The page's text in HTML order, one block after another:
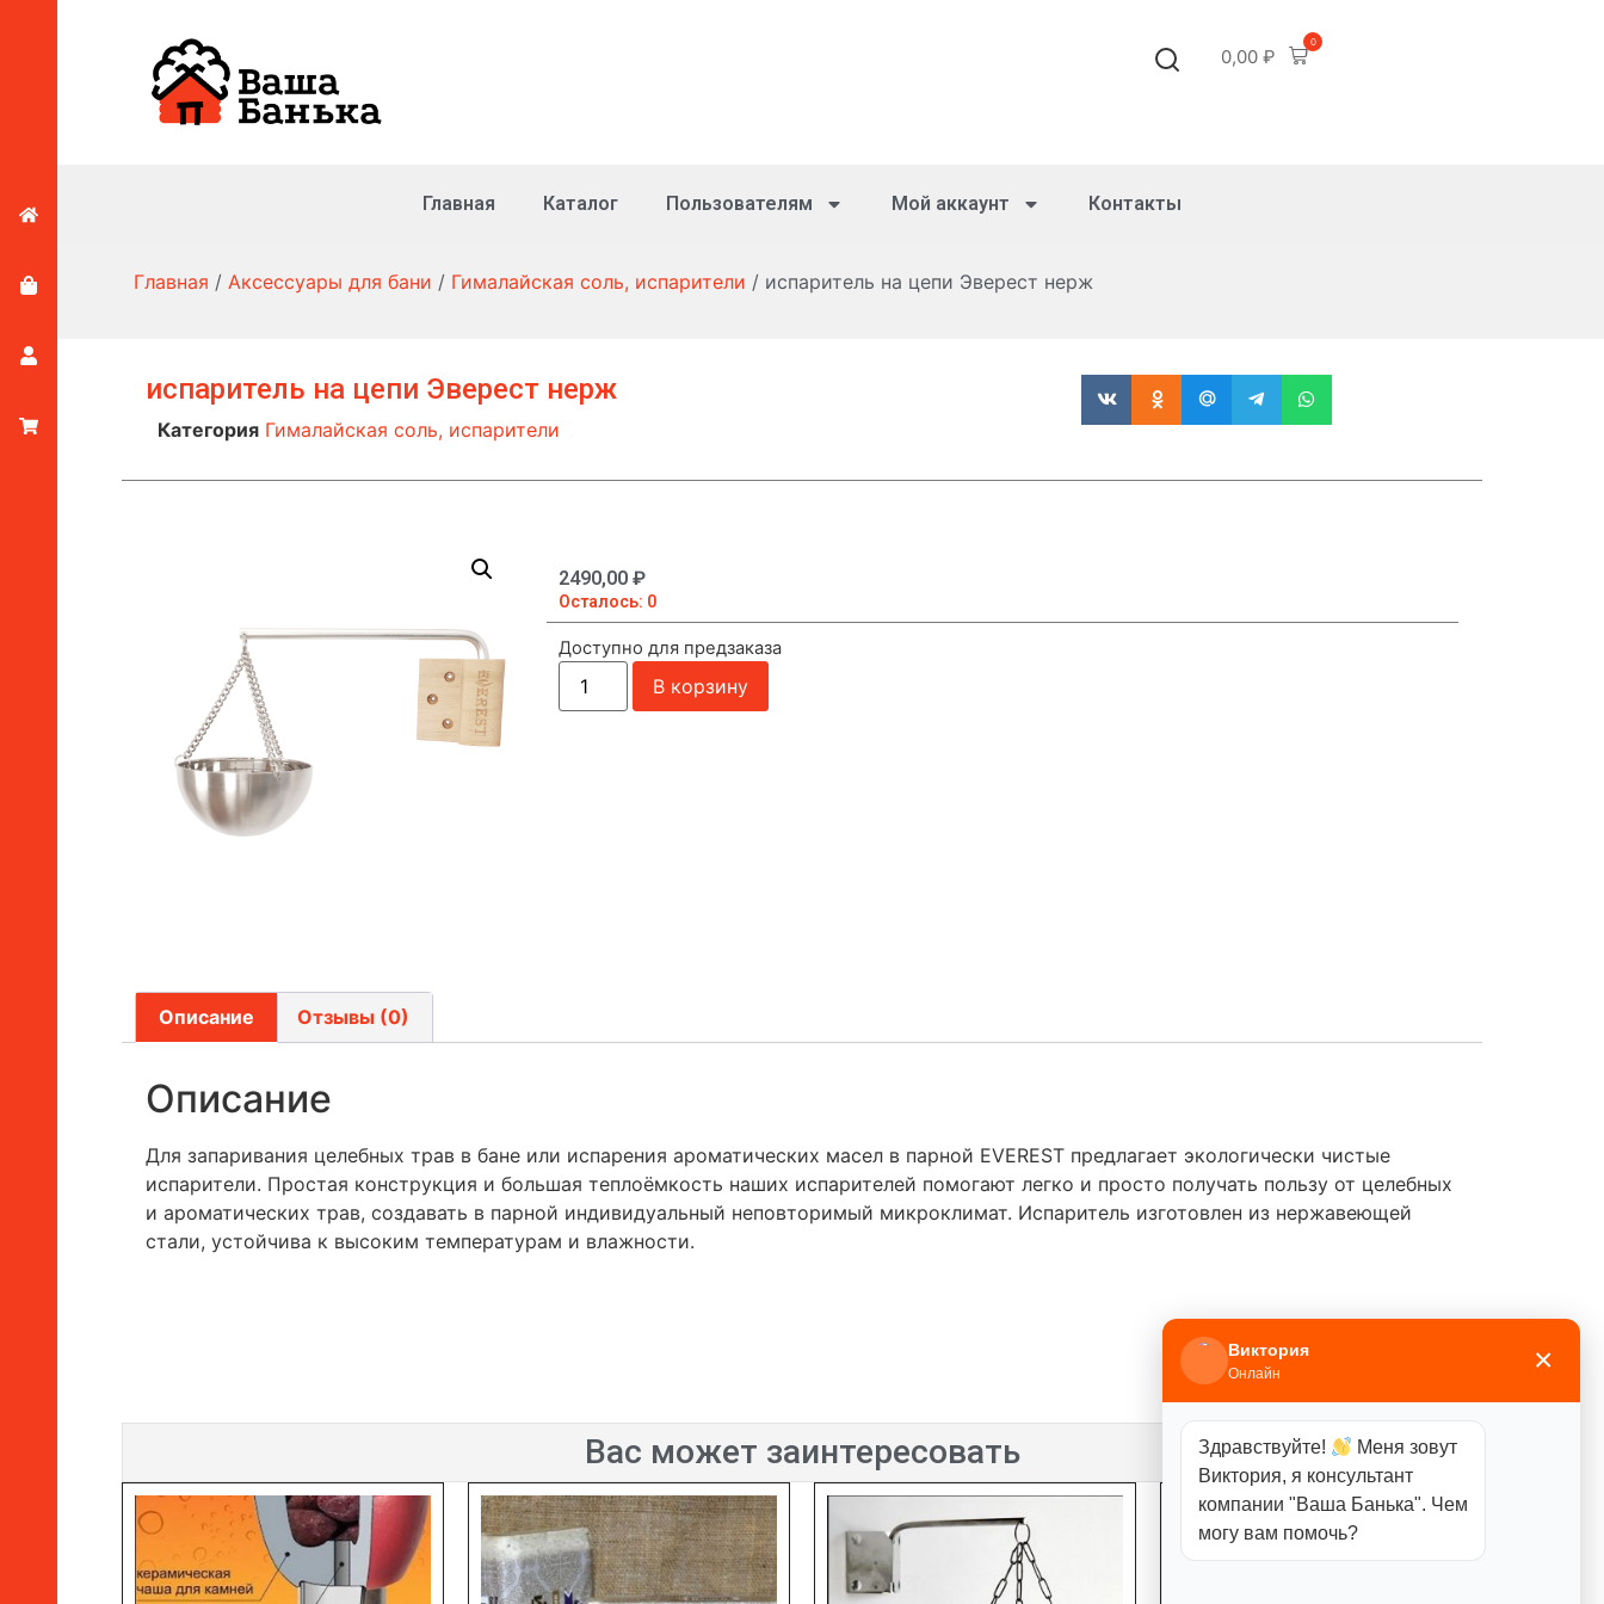
0,00 ₽
0
Главная Каталог Пользователям Мой аккаунт Контакты
Главная / Аксессуары для бани / Гималайская соль, испарители / испаритель на цепи Эверест нерж
испаритель на цепи Эверест нерж
Категория Гималайская соль, испарители
2490,00 ₽
Осталось: 0
Доступно для предзаказа
В корзину
Описание Отзывы (0)
Описание
Для запаривания целебных трав в бане или испарения ароматических масел в парной EVEREST предлагает экологически чистые
испарители. Простая конструкция и большая теплоёмкость наших испарителей помогают легко и просто получать пользу от целебных
и ароматических трав, создавать в парной индивидуальный неповторимый микроклимат. Испаритель изготовлен из нержавеющей
стали, устойчива к высоким температурам и влажности.
Вас может заинтересовать
Виктория
Онлайн ×
Здравствуйте!
Меня зовут
Виктория, я консультант
компании "Ваша Банька". Чем
могу вам помочь?